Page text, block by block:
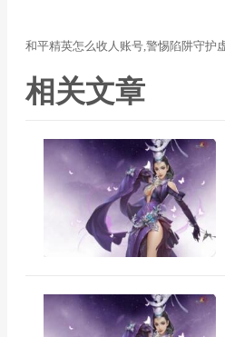
和平精英怎么收人账号,警惕陷阱守护
相关文章